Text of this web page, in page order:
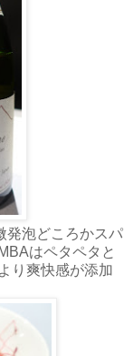
発泡どころかスパ
はペタペタと
り爽快感が添加